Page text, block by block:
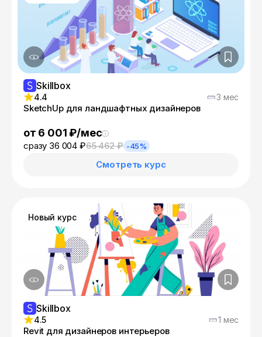
Skillbox
4.4 3 мес
SketchUp для ландшафтных дизайнеров
от 6 001 ₽/мес
сразу 36 004 ₽65 462 ₽ -45%
Смотреть курс
Новый курс
Skillbox
4.5 1 мес
Revit для дизайнеров интерьеров